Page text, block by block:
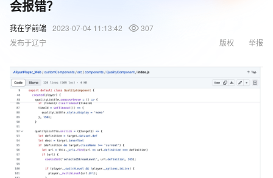
会报错？
我在学前端 2023-07-04 11:13:42
307
发布于辽宁
举报
版权